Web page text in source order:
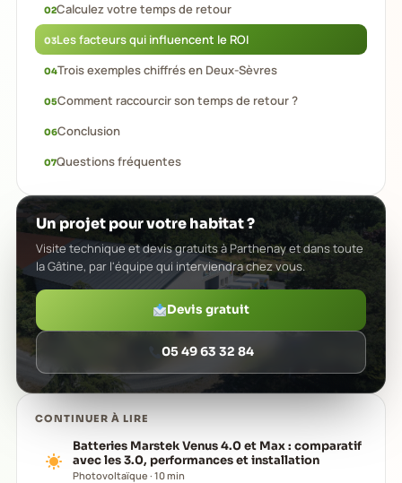
Calculez votre temps de retour
Les facteurs qui influencent le ROI
Trois exemples chiffrés en Deux-Sèvres
Comment raccourcir son temps de retour ?
Conclusion
Questions fréquentes
Un projet pour votre habitat ?
Visite technique et devis gratuits à Parthenay et dans toute
la Gâtine, par l'équipe qui interviendra chez vous.
Devis gratuit
05 49 63 32 84
CONTINUER À LIRE
Batteries Marstek Venus 4.0 et Max : comparatif
avec les 3.0, performances et installation
Photovoltaïque · 10 min